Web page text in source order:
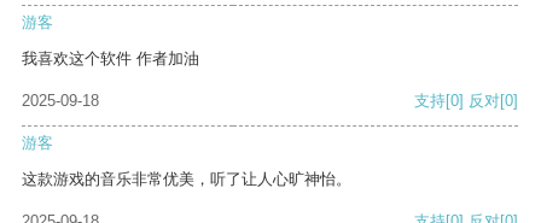
游客
我喜欢这个软件 作者加油
2025-09-18 支持[0] 反对[0]
游客
这款游戏的音乐非常优美，听了让人心旷神怡。